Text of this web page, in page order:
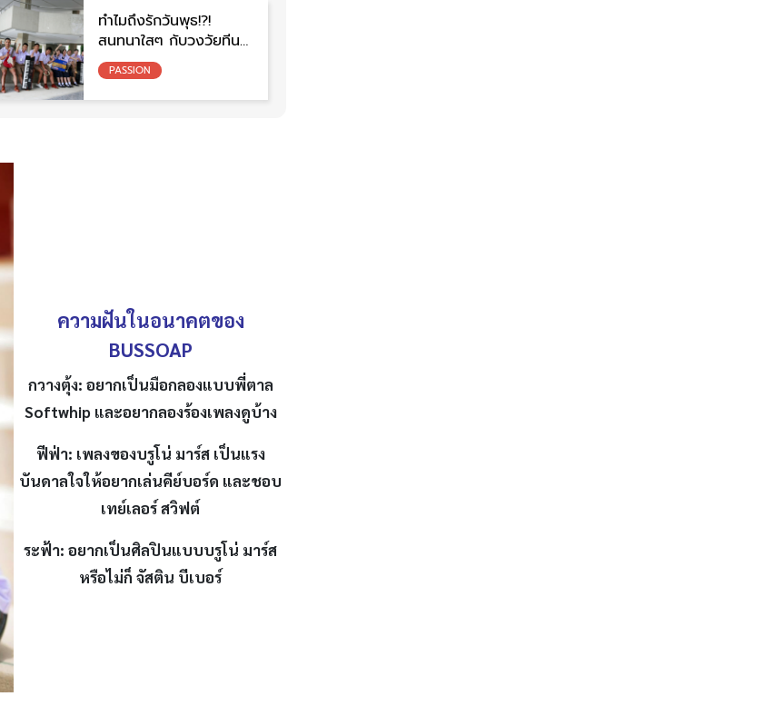
ทำไมถึงรักวันพุธ!?!
สนทนาใสๆ กับวงวัยทีน
I Love Wednesday
PASSION
ความฝันในอนาคตของ
BUSSOAP
กวางตุ้ง: อยากเป็นมือกลองแบบพี่ตาล
Softwhip และอยากลองร้องเพลงดูบ้าง
ฟีฟ่า: เพลงของบรูโน่ มาร์ส เป็นแรง
บันดาลใจให้อยากเล่นคีย์บอร์ด และชอบ
เทย์เลอร์ สวิฟต์
ระฟ้า: อยากเป็นศิลปินแบบบรูโน่ มาร์ส
หรือไม่ก็ จัสติน บีเบอร์